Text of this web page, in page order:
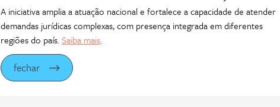
A iniciativa amplia a atuação nacional e fortalece a capacidade de atender
demandas jurídicas complexas, com presença integrada em diferentes
regiões do país.Saiba mais.
fechar